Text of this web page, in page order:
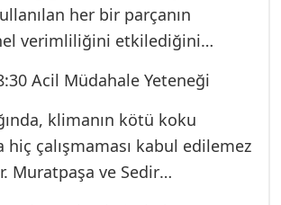
her bir parçanın
verimliliğini etkilediğini
kart gibi kritik parçalar söz
yalnızca orijinal veya
(OEM) parçalar kullanıyoruz.
parçalar kısa süreli çözümler
Acil Müdahale Yeteneği
klimanın kötü koku
hiç çalışmaması kabul edilemez
Muratpaşa ve Sedir